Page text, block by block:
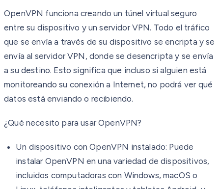
OpenVPN funciona creando un túnel virtual seguro
entre su dispositivo y un servidor VPN. Todo el tráfico
que se envía a través de su dispositivo se encripta y se
envía al servidor VPN, donde se desencripta y se envía
a su destino. Esto significa que incluso si alguien está
monitoreando su conexión a Internet, no podrá ver qué
datos está enviando o recibiendo.
¿Qué necesito para usar OpenVPN?
Un dispositivo con OpenVPN instalado: Puede
instalar OpenVPN en una variedad de dispositivos,
incluidos computadoras con Windows, macOS o